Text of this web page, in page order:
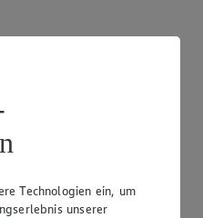
gem. § 27a UStG: -
Technologien ein, um
unserer